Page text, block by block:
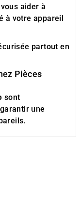
aider à
à votre appareil
partout en
Pièces
sont
une